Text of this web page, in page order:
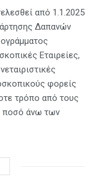
από 1.1.2025
Δαπανών
Εταιρείες,
φορείς
τρόπο από τους
ποσό άνω των